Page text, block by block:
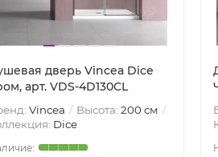
дверь Vincea Dice
арт. VDS-4D130CL
Vincea Высота: 200 см
Dice